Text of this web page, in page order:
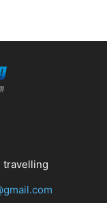
travelling